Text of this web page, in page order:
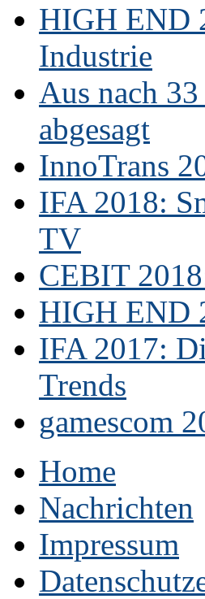
HIGH END
Industrie
Aus nach
abgesagt
InnoTrans
IFA 2018:
TV
CEBIT
HIGH END
IFA 2017:
Trends
gamescom
Home
Nachrichten
Impressum